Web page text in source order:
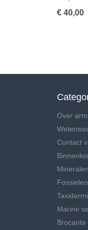
€ 40,00
Over
Contact
Marine
Brocante